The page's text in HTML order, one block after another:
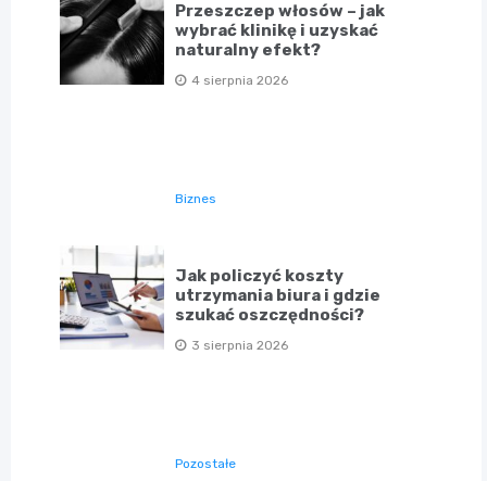
Przeszczep włosów – jak
wybrać klinikę i uzyskać
naturalny efekt?
4 sierpnia 2026
Biznes
Jak policzyć koszty
utrzymania biura i gdzie
szukać oszczędności?
3 sierpnia 2026
Pozostałe